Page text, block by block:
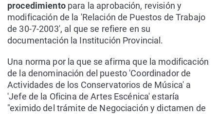
procedimientopara la aprobación, revisión y
modificación de la 'Relación de Puestos de Trabajo
de 30-7-2003', al que se refiere en su
documentación la Institución Provincial.
Una norma por la que se afirma que la modificación
de la denominación del puesto 'Coordinador de
Actividades de los Conservatorios de Música' a
'Jefe de la Oficina de Artes Escénica' estaría
"eximido del trámite de Negociación y dictamen de